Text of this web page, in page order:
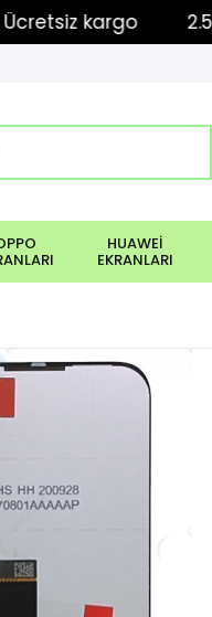
kargo 2.500
HUAWEİ
EKRANLARI